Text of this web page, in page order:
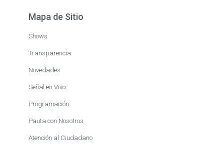
Mapa de Sitio
Shows
Transparencia
Novedades
Señal en Vivo
Programación
Pauta con Nosotros
Atención al Ciudadano